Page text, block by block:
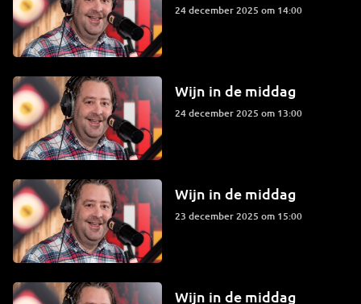
24 december 2025 om 14:00
Wijn in de middag
24 december 2025 om 13:00
Wijn in de middag
23 december 2025 om 15:00
Wijn in de middag